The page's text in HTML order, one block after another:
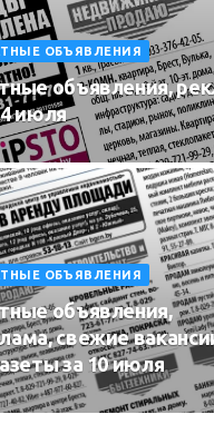
ОБЪЯВЛЕНИЯ
объявления,
июля
ОБЪЯВЛЕНИЯ
объявления,
свежие
за 10 июля